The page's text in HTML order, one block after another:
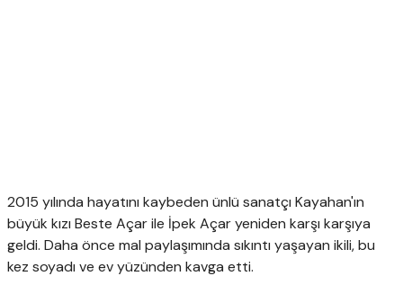
2015 yılında hayatını kaybeden ünlü sanatçı Kayahan'ın
büyük kızı Beste Açar ile İpek Açar yeniden karşı karşıya
geldi. Daha önce mal paylaşımında sıkıntı yaşayan ikili, bu
kez soyadı ve ev yüzünden kavga etti.